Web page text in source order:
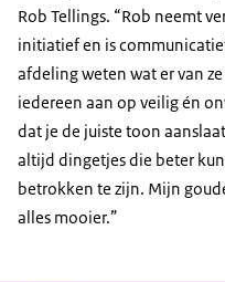
Rob Tellings. “Rob neemt
initiatief en is
afdeling weten wat er van
iedereen aan op veilig én
dat je de juiste toon
altijd dingetjes die beter
betrokken te zijn. Mijn
alles mooier.”